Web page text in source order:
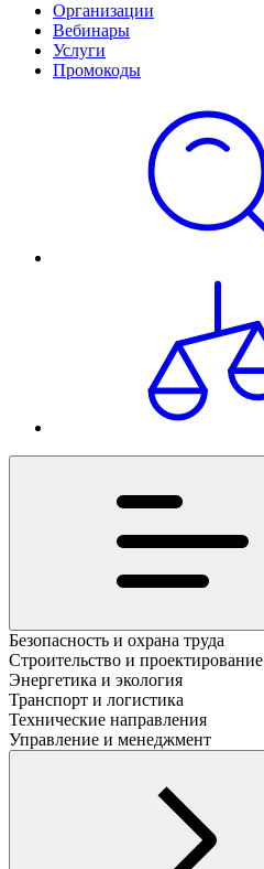
Организации
Вебинары
Услуги
Промокоды
Безопасность и охрана труда
Строительство и проектирование
Энергетика и экология
Транспорт и логистика
Технические направления
Управление и менеджмент